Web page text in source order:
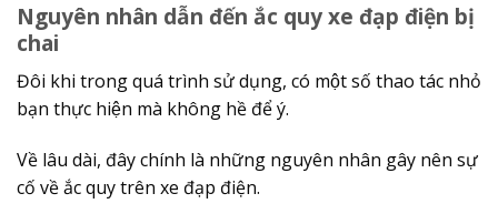
Nguyên nhân dẫn đến ắc quy xe đạp điện bị
chai
Đôi khi trong quá trình sử dụng, có một số thao tác nhỏ
bạn thực hiện mà không hề để ý.
Về lâu dài, đây chính là những nguyên nhân gây nên sự
cố về ắc quy trên xe đạp điện.